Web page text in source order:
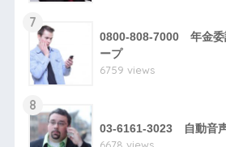
7
0800-808-7000 年金委
ープ
6759 views
8
03-6161-3023 自動音